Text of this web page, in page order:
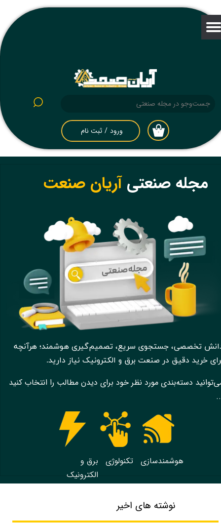
۰ ورود / ثبت نام
حساب کاربری من
مجله صنعتیآریان صنعت
تخصصی، جستجوی سریع، تصمیم‌گیری هوشمند؛ هرآنچه
خرید دقیق در صنعت برق و الکترونیک نیاز دارید.​​​​​​​
دسته‌بندی مورد نظر خود برای دیدن مطالب را انتخاب کنید
برق و
الکترونیک
هوشمندسازی تکنولوژی
نوشته های اخیر